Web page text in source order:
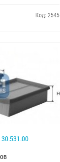
Код: 2545